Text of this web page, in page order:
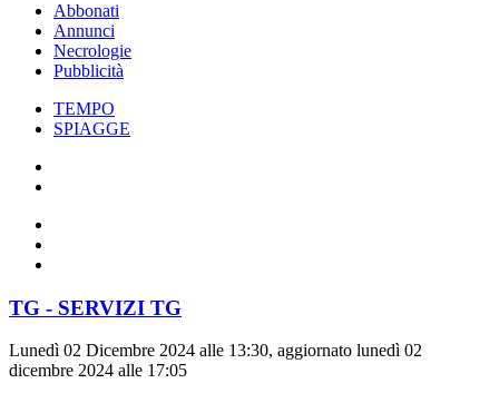
Abbonati
Annunci
Necrologie
Pubblicità
TEMPO
SPIAGGE
TG - SERVIZI TG
Lunedì 02 Dicembre 2024 alle 13:30, aggiornato lunedì 02
dicembre 2024 alle 17:05